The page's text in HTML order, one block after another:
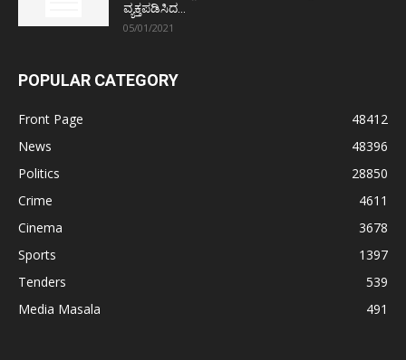
ವ್ಯಕ್ತಪಡಿಸಿದ...
05/01/2021
POPULAR CATEGORY
Front Page
48412
News
48396
Politics
28850
Crime
4611
Cinema
3678
Sports
1397
Tenders
539
Media Masala
491